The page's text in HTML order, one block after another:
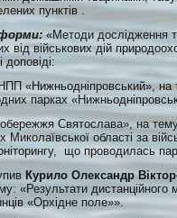
пунктів .
«Методи дослідження
військових дій
«Нижньодніпровський», на
парках
Святослава», на
області за
що проводилась
Курило Олександр
«Результати дистанційного
«Орхідне поле»».